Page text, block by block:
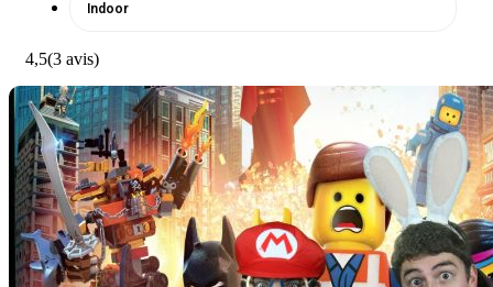
Indoor
4,5(3 avis)